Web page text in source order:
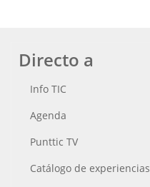
Directo a
Info TIC
Agenda
Punttic TV
Catálogo de experiencias